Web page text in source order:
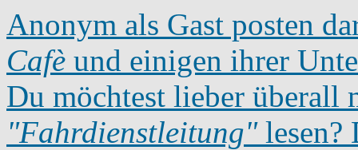
Anonym als Gast posten
Cafè und einigen ihrer
Du möchtest lieber überall
"Fahrdienstleitung"lesen?